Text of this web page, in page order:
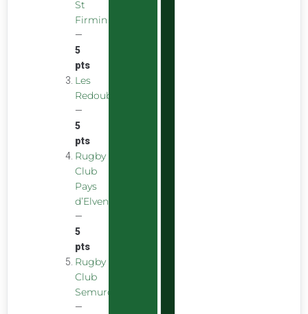
St
Firmin
—
5
pts
Les
Redoubstables
—
5
pts
Rugby
Club
Pays
d’Elven
—
5
pts
Rugby
Club
Semurois
—